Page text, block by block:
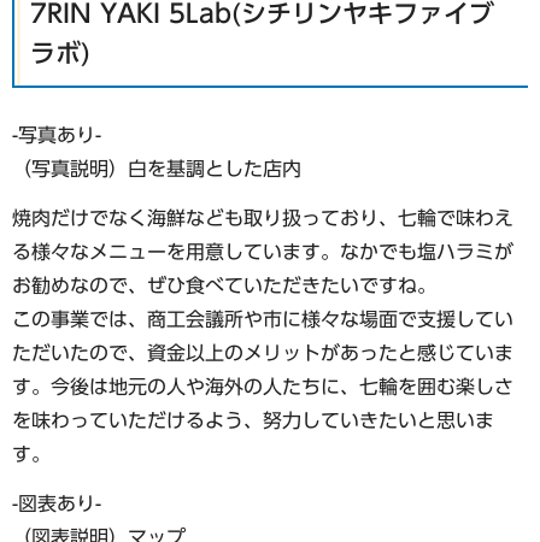
7RIN YAKI 5Lab(シチリンヤキファイブ
ラボ)
-写真あり-
（写真説明）白を基調とした店内
焼肉だけでなく海鮮なども取り扱っており、七輪で味わえ
る様々なメニューを用意しています。なかでも塩ハラミが
お勧めなので、ぜひ食べていただきたいですね。
この事業では、商工会議所や市に様々な場面で支援してい
ただいたので、資金以上のメリットがあったと感じていま
す。今後は地元の人や海外の人たちに、七輪を囲む楽しさ
を味わっていただけるよう、努力していきたいと思いま
す。
-図表あり-
（図表説明）マップ